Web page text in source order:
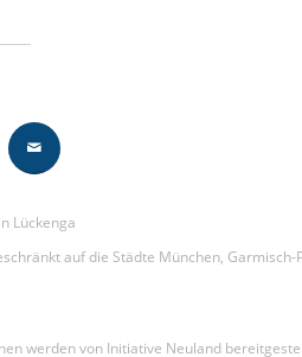
Lückenga
auf die Städte München,
werden von Initiative Neuland